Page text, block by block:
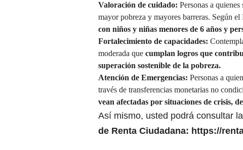
Valoración de cuidado: Personas a
mayor pobreza y mayores barreras. Según el
con niños y niñas menores de 6 años y
Fortalecimiento de capacidades:
moderada que cumplan logros que
superación sostenible de la pobreza.
Atención de Emergencias: Personas a
través de transferencias monetarias no
vean afectadas por situaciones de crisis,
Así mismo, usted podrá consultar
de Renta Ciudadana: https://